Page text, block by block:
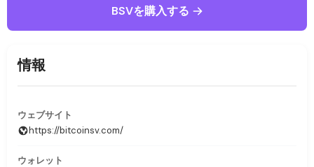
BSVを購入する
情報
ウェブサイト
https://bitcoinsv.com/
ウォレット